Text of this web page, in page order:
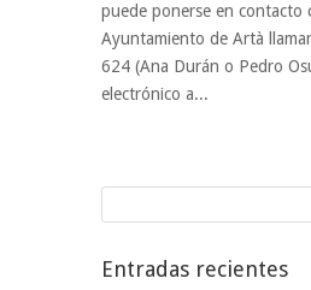
puede ponerse en contacto
Ayuntamiento de Artà
624 (Ana Durán o Pedro
electrónico a...
Entradas recientes